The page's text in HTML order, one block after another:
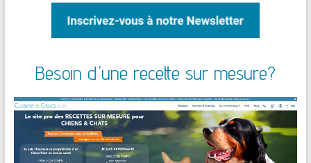
Besoin d'une recette sur mesure?